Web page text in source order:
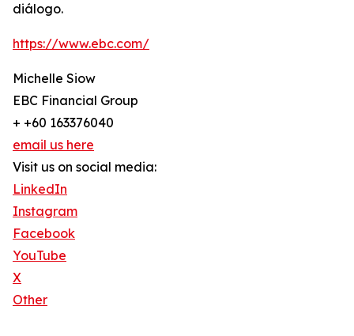
diálogo.
https://www.ebc.com/
Michelle Siow
EBC Financial Group
+ +60 163376040
email us here
Visit us on social media:
LinkedIn
Instagram
Facebook
YouTube
X
Other